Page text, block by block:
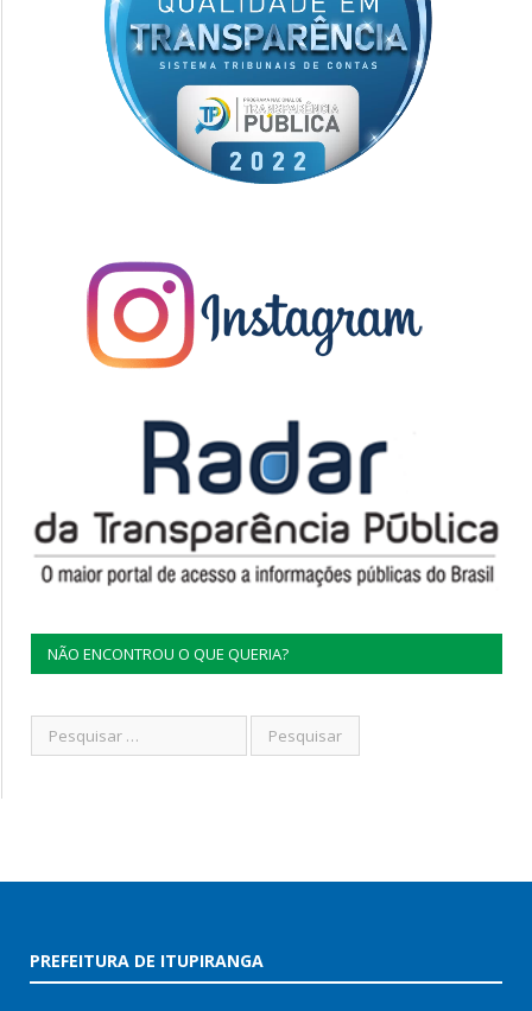
NÃO ENCONTROU O QUE QUERIA?
PREFEITURA DE ITUPIRANGA